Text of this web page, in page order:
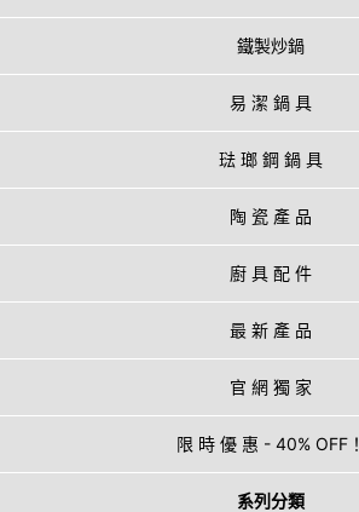
鐵製炒鍋
易 潔 鍋 具
琺 瑯 鋼 鍋 具
陶 瓷 產 品
廚 具 配 件
最 新 產 品
官 網 獨 家
限 時 優 惠 - 40% OFF！
系列分類